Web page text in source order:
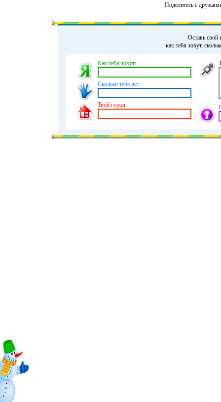
Поделитесь с
Оставь свой
как тебя зовут,
Как тебя зовут:
Сколько тебе лет:
Твой город: